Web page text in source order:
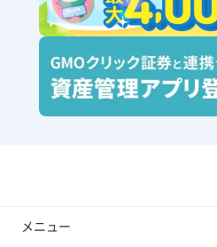
メニュー